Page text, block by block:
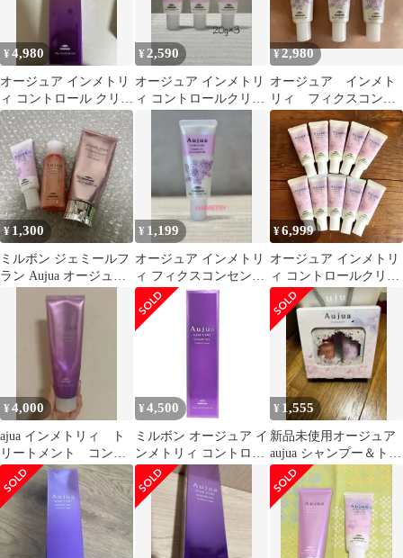
¥4,980
オージュア インメトリ
ィ コントロール クリー
ム
¥ 2,590
オージュア インメトリ
ィ コントロールクリー
¥2,980
オージュア インメト
リィ フィクスコンセ
ントレート ミルク
20g×3本セット
¥ 1,300
ミルボン ジェミールフ
ラン Aujua オージュア
3点セット ヘアケア 美
¥ 1,199
オージュア インメトリ
ィ フィクスコンセント
レート ミルク20g お試
し
¥6,999
オージュア インメトリ
ィ コントロールクリー
ム10個
¥4,000
ajua インメトリィ ト
リートメント コント
ロールクリーム
¥ 4,500
ミルボン オージュア イ
ンメトリィ コントロー
ル クリーム 135g 美容
室専売 サロン専売 トリ
ートメント 保湿 IY
Aujua MILBON
¥ 1,555
新品未使用オージュア
aujua シャンプー＆トリ
ートメント トラベル
セット